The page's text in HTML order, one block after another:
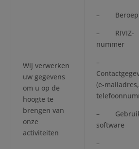
Wij verwerken
uw gegevens
om u op de
hoogte te
brengen van
onze
activiteiten
– Beroep
– RIVIZ-
nummer
–
(e-mailadres,
–
software
–